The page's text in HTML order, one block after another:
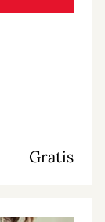
Gratis